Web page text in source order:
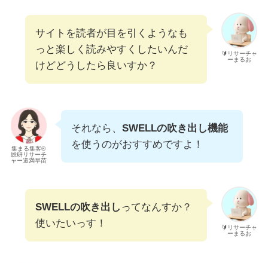
🔰リサーチャ
ーまるお
サイトを読者が目を引くようなも
っと楽しく読みやすくしたいんだ
けどどうしたら良いすか？
集まる集客®
総研リサーチ
ャー道満早苗
それなら、 SWELLの吹き出し機能
を使うのがおすすめですよ！
🔰リサーチャ
ーまるお
SWELLの吹き出し ってなんすか？
使いたいっす！